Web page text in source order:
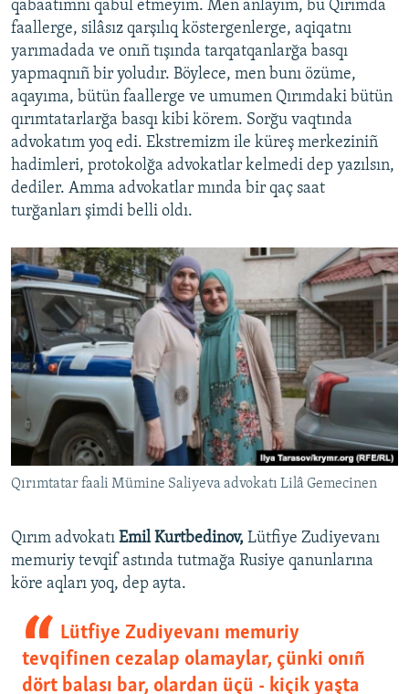
qabaatımnı qabul etmeyim. Men añlayım, bu Qırımda
faallerge, silâsız qarşılıq köstergenlerge, aqiqatnı
yarımadada ve onıñ tışında tarqatqanlarğa basqı
yapmaqnıñ bir yoludır. Böylece, men bunı özüme,
aqayıma, bütün faallerge ve umumen Qırımdaki bütün
qırımtatarlarğa basqı kibi körem. Sorğu vaqtında
advokatım yoq edi. Ekstremizm ile küreş merkeziniñ
hadimleri, protokolğa advokatlar kelmedi dep yazılsın,
dediler. Amma advokatlar mında bir qaç saat
turğanları şimdi belli oldı.
Qırımtatar faali Mümine Saliyeva advokatı Lilâ Gemecinen
Qırım advokatı Emil Kurtbedinov, Lütfiye Zudiyevanı
memuriy tevqif astında tutmağa Rusiye qanunlarına
köre aqları yoq, dep ayta.
Lütfiye Zudiyevanı memuriy
tevqifinen cezalap olamaylar, çünki onıñ
dört balası bar, olardan üçü - kiçik yaşta